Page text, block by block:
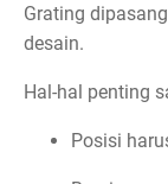
Grating
desain.
Hal-hal penting
Posisi